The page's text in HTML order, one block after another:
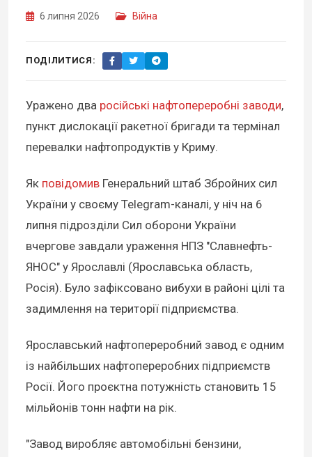
6 липня 2026 Війна
ПОДІЛИТИСЯ:
Уражено два російські нафтопереробні заводи,
пункт дислокації ракетної бригади та термінал
перевалки нафтопродуктів у Криму.
Як повідомив Генеральний штаб Збройних сил
України у своєму Telegram-каналі, у ніч на 6
липня підрозділи Сил оборони України
вчергове завдали ураження НПЗ "Славнефть-
ЯНОС" у Ярославлі (Ярославська область,
Росія). Було зафіксовано вибухи в районі цілі та
задимлення на території підприємства.
Ярославський нафтопереробний завод є одним
із найбільших нафтопереробних підприємств
Росії. Його проєктна потужність становить 15
мільйонів тонн нафти на рік.
"Завод виробляє автомобільні бензини,